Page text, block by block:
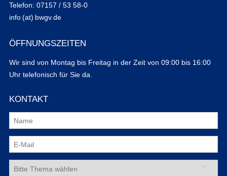
Telefon: 07157 / 53 58-0
info (at) bwgv.de
ÖFFNUNGSZEITEN
Wir sind von Montag bis Freitag in der Zeit von 09:00 bis 16:00
Uhr telefonisch für Sie da.
KONTAKT